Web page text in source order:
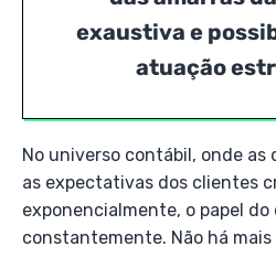
exaustiva e
atuação
No universo contábil, onde as
as expectativas dos clientes
exponencialmente, o papel
constantemente. Não há mais